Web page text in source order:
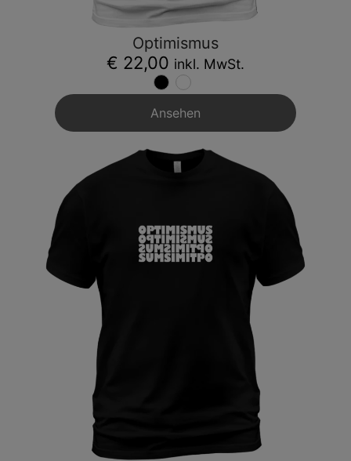
Optimismus
€ 22,00 inkl. MwSt.
Ansehen